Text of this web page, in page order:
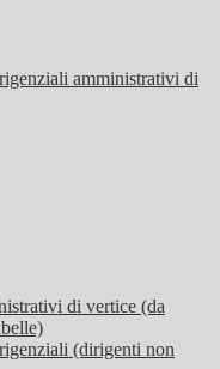
amministrativi di
di vertice (da
(dirigenti non